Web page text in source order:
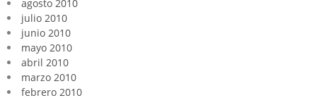
agosto 2010
julio 2010
junio 2010
mayo 2010
abril 2010
marzo 2010
febrero 2010